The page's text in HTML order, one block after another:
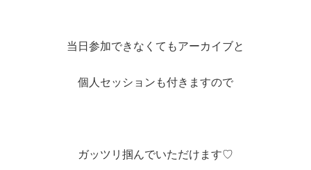
当日参加できなくてもアーカイブと
個人セッションも付きますので
ガッツリ掴んでいただけます♡